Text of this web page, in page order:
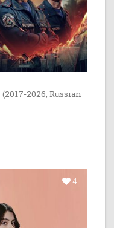
(2017-2026, Russian
4